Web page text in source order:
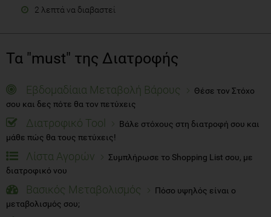
2 λεπτά να διαβαστεί
Τα "must" της Διατροφής
Εβδομαδίαια Μεταβολή Βάρους
Θέσε τον Στόχο
σου και δες πότε θα τον πετύχεις
Διατροφικό Tool
Βάλε στόχους στη διατροφή σου και
μάθε πώς θα τους πετύχεις!
Λίστα Αγορών
Συμπλήρωσε το Shopping List σου, με
διατροφικό νου
Βασικός Μεταβολισμός
Πόσο υψηλός είναι ο
μεταβολισμός σου;